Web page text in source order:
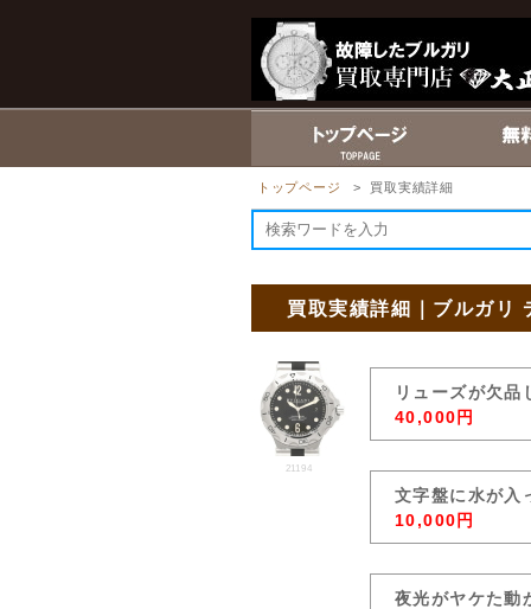
トップページ > 買取実績詳細
買取実績詳細｜ブルガ
21194
リューズが欠品
40,000円
文字盤に水が入
10,000円
夜光がヤケた動